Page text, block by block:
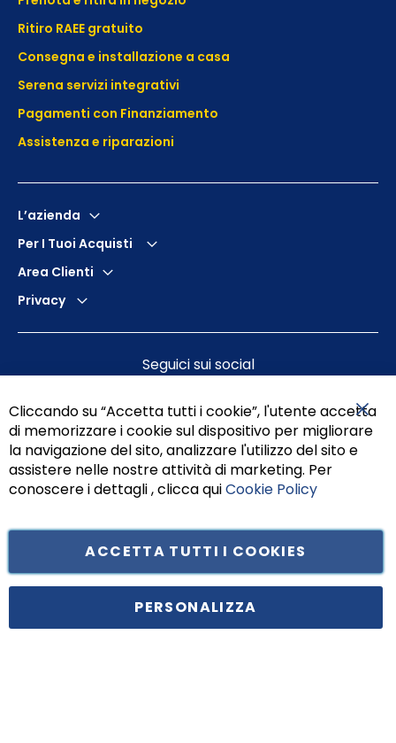
Ritiro RAEE gratuito
Consegna e installazione a casa
Serena servizi integrativi
Pagamenti con Finanziamento
Assistenza e riparazioni
L’azienda
Per I Tuoi Acquisti
Area Clienti
Privacy
Seguici sui social
Principe di Piemonte 199, cap. 80026 Casoria (NA) - C.F. 05834470634 -
Cliccando su “Accetta tutti i cookie”, l'utente accetta
di memorizzare i cookie sul dispositivo per migliorare
la navigazione del sito, analizzare l'utilizzo del sito e
assistere nelle nostre attività di marketing. Per
conoscere i dettagli , clicca quiCookie Policy
ACCETTA TUTTI I COOKIES
PERSONALIZZA